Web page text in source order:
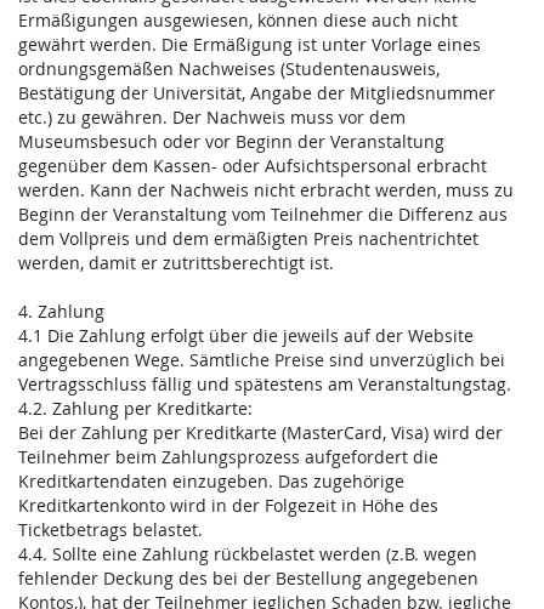
Ermäßigungen ausgewiesen, können diese auch nicht
gewährt werden. Die Ermäßigung ist unter Vorlage eines
ordnungsgemäßen Nachweises (Studentenausweis,
Bestätigung der Universität, Angabe der Mitgliedsnummer
etc.) zu gewähren. Der Nachweis muss vor dem
Museumsbesuch oder vor Beginn der Veranstaltung
gegenüber dem Kassen- oder Aufsichtspersonal erbracht
werden. Kann der Nachweis nicht erbracht werden, muss zu
Beginn der Veranstaltung vom Teilnehmer die Differenz aus
dem Vollpreis und dem ermäßigten Preis nachentrichtet
werden, damit er zutrittsberechtigt ist.
4. Zahlung
4.1 Die Zahlung erfolgt über die jeweils auf der Website
angegebenen Wege. Sämtliche Preise sind unverzüglich bei
Vertragsschluss fällig und spätestens am Veranstaltungstag.
4.2. Zahlung per Kreditkarte:
Bei der Zahlung per Kreditkarte (MasterCard, Visa) wird der
Teilnehmer beim Zahlungsprozess aufgefordert die
Kreditkartendaten einzugeben. Das zugehörige
Kreditkartenkonto wird in der Folgezeit in Höhe des
Ticketbetrags belastet.
4.4. Sollte eine Zahlung rückbelastet werden (z.B. wegen
fehlender Deckung des bei der Bestellung angegebenen
Kontos,), hat der Teilnehmer jeglichen Schaden bzw. jegliche